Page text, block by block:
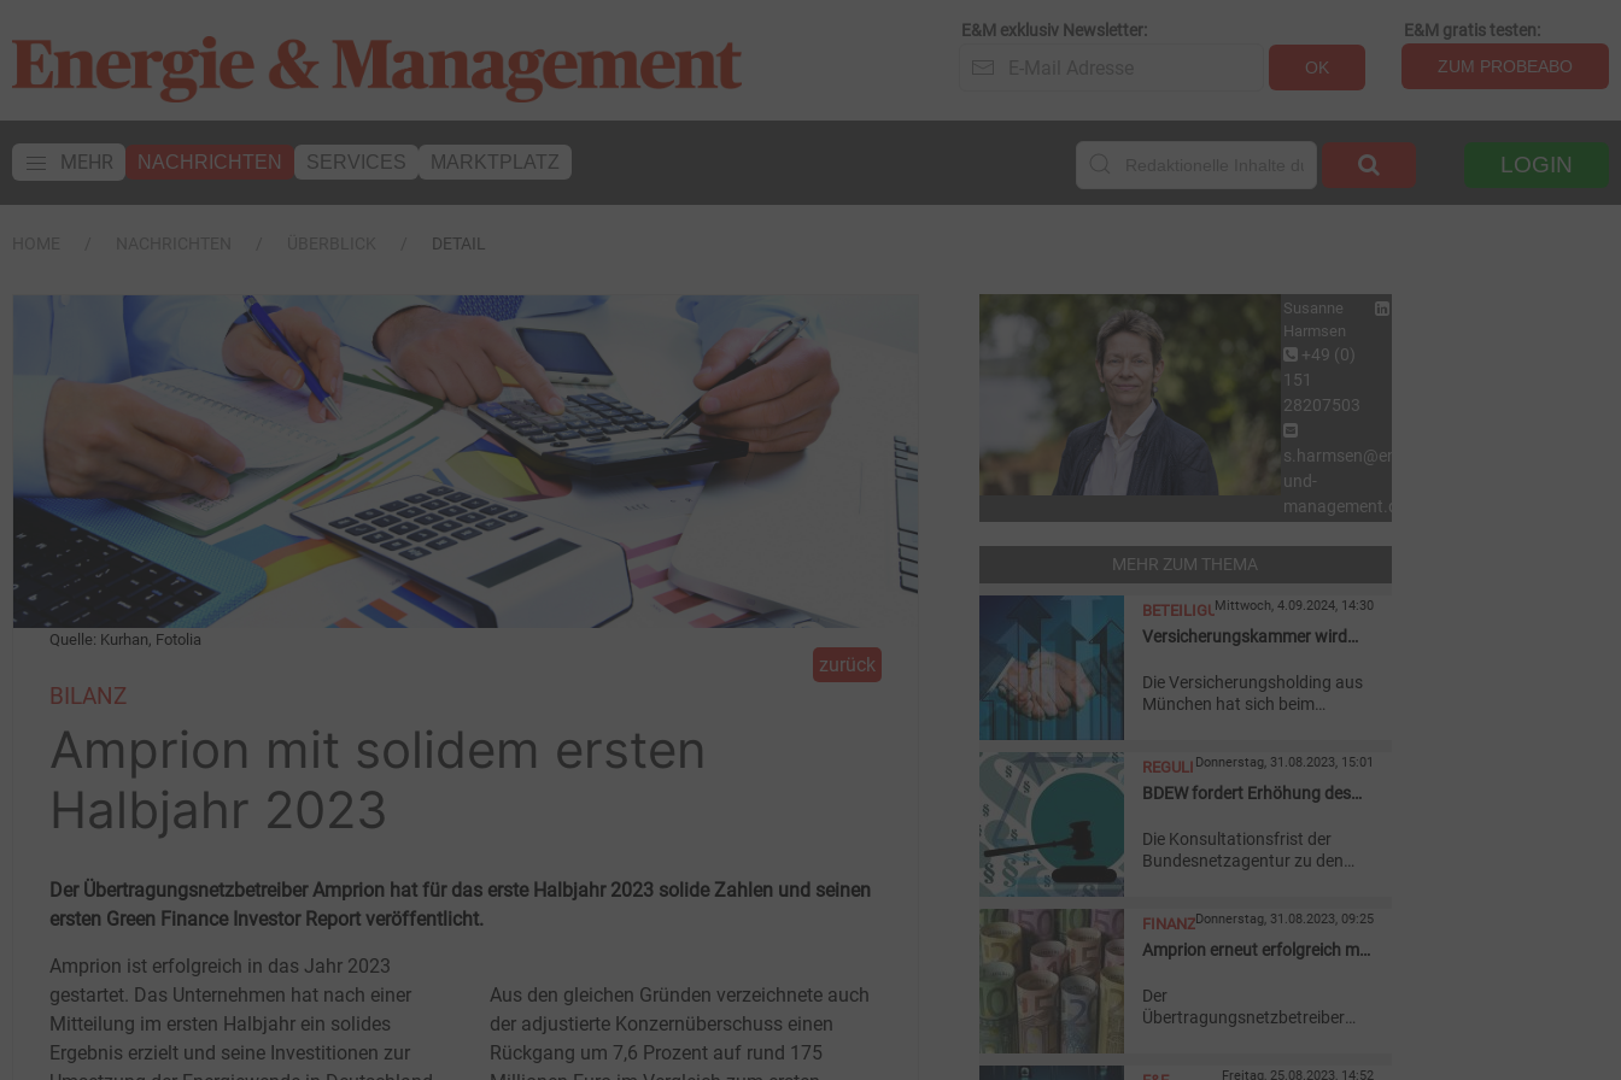
E&M exklusiv Newsletter:
OK
E&M gratis testen:
ZUM PROBEABO
MEHR NACHRICHTEN SERVICES MARKTPLATZ LOGIN
DETAIL
Quelle: Kurhan, Fotolia
zurück
BILANZ
Amprion mit solidem ersten
Halbjahr 2023
Der Übertragungsnetzbetreiber Amprion hat für das erste Halbjahr 2023 solide Zahlen und seinen
ersten Green Finance Investor Report veröffentlicht.
Amprion ist erfolgreich in das Jahr 2023
gestartet. Das Unternehmen hat nach einer
Mitteilung im ersten Halbjahr ein solides
Ergebnis erzielt und seine Investitionen zur
Aus den gleichen Gründen verzeichnete auch
der adjustierte Konzernüberschuss einen
Rückgang um 7,6 Prozent auf rund 175
Susanne
Harmsen
+49 (0)
151
28207503
s.harmsen@energie-
und-
management.de
MEHR ZUM THEMA
BETEILIGUNGMittwoch, 4.09.2024, 14:30
Versicherungskammer wird
Die Versicherungsholding aus
München hat sich beim
eingekauft.
REGULIERUNGDonnerstag, 31.08.2023, 15:01
BDEW fordert Erhöhung des
Die Konsultationsfrist der
Bundesnetzagentur zu den
Zinssatzes für neue
Investitionen ist beendet. Die
FINANZIERUNG
Donnerstag, 31.08.2023, 09:25
Amprion erneut erfolgreich mit
Der
Übertragungsnetzbetreiber
Freitag, 25.08.2023, 14:52